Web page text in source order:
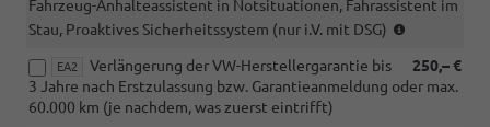
Fahrzeug-Anhalteassistent in Notsituationen, Fahrassistent im
Stau, Proaktives Sicherheitssystem (nur i.V. mit DSG)
DSG)
EA2 250,– €
Verlängerung der VW-Herstellergarantie bis
3 Jahre nach Erstzulassung bzw. Garantieanmeldung oder max.
60.000 km (je nachdem, was zuerst eintrifft)